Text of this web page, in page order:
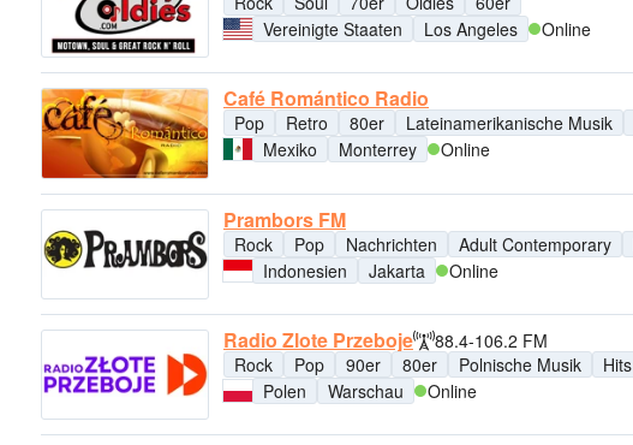
Vereinigte Staaten
Los Angeles Online
Café Romántico Radio
Pop Retro 80er Lateinamerikanische Musik
Mexiko
Monterrey Online
Prambors FM
Rock Pop Nachrichten Adult Contemporary
Indonesien
Jakarta Online
Radio Zlote Przeboje
88.4-106.2 FM
Rock
Pop 90er 80er Polnische Musik
Hits
Polen
Warschau Online